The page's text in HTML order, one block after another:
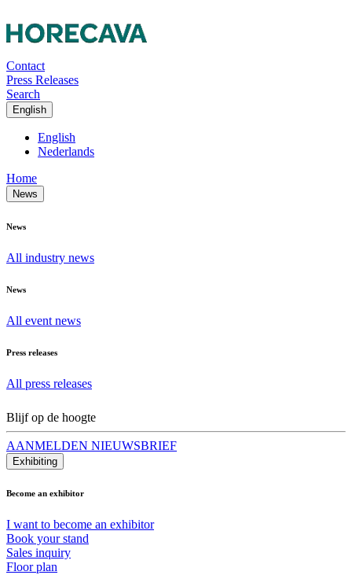
Contact
Press Releases
Search
English
English
Nederlands
Home
News
News
All industry news
News
All event news
Press releases
All press releases
Blijf op de hoogte
AANMELDEN NIEUWSBRIEF
Exhibiting
Become an exhibitor
I want to become an exhibitor
Book your stand
Sales inquiry
Floor plan